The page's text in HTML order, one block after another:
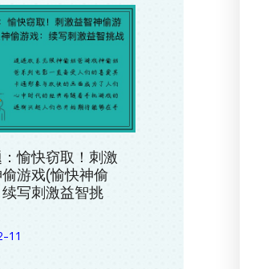
愉快窃取！刺激
游戏(愉快神偷
写刺激益智挑
11